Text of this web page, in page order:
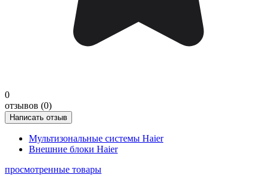
0
отзывов (0)
Написать отзыв
Мультизональные системы Haier
Внешние блоки Haier
просмотренные товары